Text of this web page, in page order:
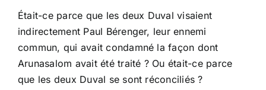
Était-ce parce que les deux Duval visaient
indirectement Paul Bérenger, leur ennemi
commun, qui avait condamné la façon dont
Arunasalom avait été traité ? Ou était-ce parce
que les deux Duval se sont réconciliés ?